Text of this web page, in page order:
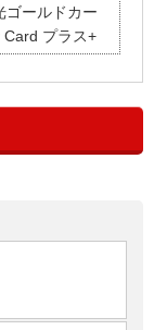
ゴールドカー
Card プラス+